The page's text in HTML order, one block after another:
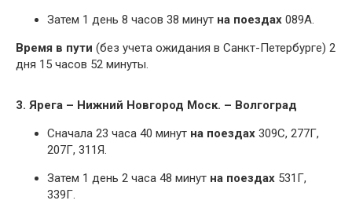
Затем 1 день 8 часов 38 минут на поездах 089А.
Время в пути (без учета ожидания в Санкт-Петербурге) 2
дня 15 часов 52 минуты.
3. Ярега – Нижний Новгород Моск. – Волгоград
Сначала 23 часа 40 минут на поездах 309С, 277Г,
207Г, 311Я.
Затем 1 день 2 часа 48 минут на поездах 531Г,
339Г.